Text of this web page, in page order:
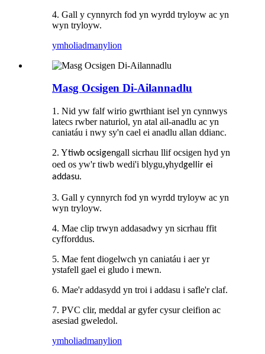
4. Gall y cynnyrch fod yn wyrdd tryloyw ac yn
wyn tryloyw.
ymholiadmanylion
Masg Ocsigen Di-Ailannadlu
1. Nid yw falf wirio gwrthiant isel yn cynnwys
latecs rwber naturiol, yn atal ail-anadlu ac yn
caniatáu i nwy sy'n cael ei anadlu allan ddianc.
2. Ytiwb ocsigengall sicrhau llif ocsigen hyd yn
oed os yw'r tiwb wedi'i blygu,yhydgellir ei
addasu.
3. Gall y cynnyrch fod yn wyrdd tryloyw ac yn
wyn tryloyw.
4. Mae clip trwyn addasadwy yn sicrhau ffit
cyfforddus.
5. Mae fent diogelwch yn caniatáu i aer yr
ystafell gael ei gludo i mewn.
6. Mae'r addasydd yn troi i addasu i safle'r claf.
7. PVC clir, meddal ar gyfer cysur cleifion ac
asesiad gweledol.
ymholiadmanylion